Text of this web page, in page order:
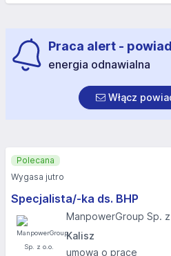
Praca alert -
energia odnawialna
Włącz
Specjalista/-ka ds. BHP
ManpowerGroup Sp.
Kalisz
umowa o pracę
Polecana
Wygasa jutro